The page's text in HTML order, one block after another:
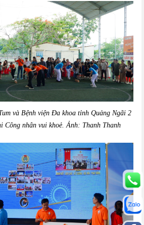
và Bệnh viện Đa khoa tỉnh Quảng Ngãi 2
Công nhân vui khoẻ. Ảnh: Thanh Thanh